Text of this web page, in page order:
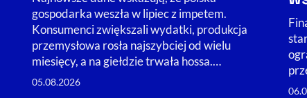
gospodarka weszła w lipiec z impetem.
Konsumenci zwiększali wydatki, produkcja
przemysłowa rosła najszybciej od wielu
miesięcy, a na giełdzie trwała hossa.…
05.08.2026